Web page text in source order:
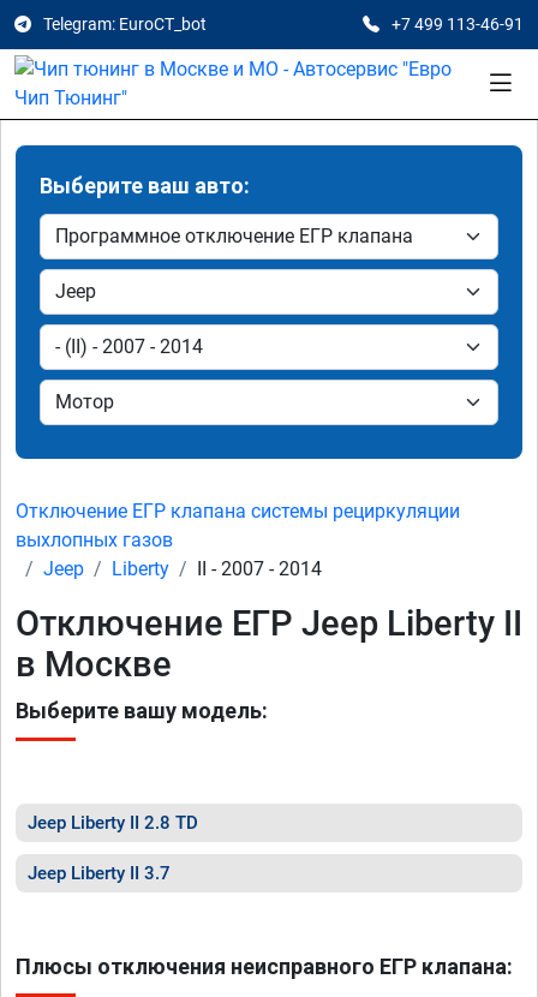
Telegram: EuroCT_bot +7 499 113-46-91
Выберите ваш авто:
Отключение ЕГР клапана системы рециркуляции
выхлопных газов
Jeep
Liberty II - 2007 - 2014
Отключение ЕГР Jeep Liberty II
в Москве
Выберите вашу модель:
Jeep Liberty II 2.8 TD
Jeep Liberty II 3.7
Плюсы отключения неисправного ЕГР клапана: